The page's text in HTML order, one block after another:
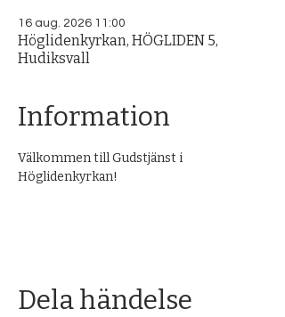
16 aug. 2026 11:00
Höglidenkyrkan, HÖGLIDEN 5,
Hudiksvall
Information
Välkommen till Gudstjänst i
Höglidenkyrkan!
Dela händelse